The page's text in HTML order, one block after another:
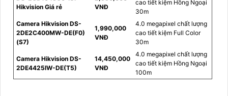
Hikvision Giá rẻ
VNĐ
cao tiết kiệm Hồng Ngoại
30m
Camera Hikvision DS-
2DE2C400MW-DE(F0)
(S7)
1,990,000
VNĐ
4.0 megapixel chất lượng
cao tiết kiệm Full Color
30m
Camera Hikvision DS-
2DE4425IW-DE(T5)
14,450,000
VNĐ
4.0 megapixel chất lượng
cao tiết kiệm Hồng Ngoại
100m